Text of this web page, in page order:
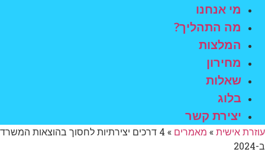
מי אנחנו
מה התהליך?
המלצות
מחירון
שאלות
בלוג
יצירת קשר
עוזרת אישית» מאמרים »
4 דרכים יצירתיות לחסוך בהוצאות המשרד
ב-2024